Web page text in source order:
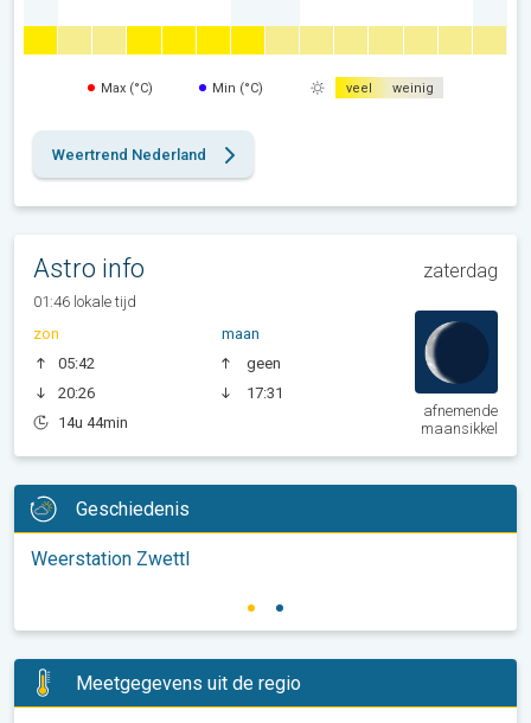
Max (°C) Min (°C) veel weinig
Weertrend Nederland
Astro info zaterdag
01:46 lokale tijd
zon
05:42
20:26
14u 44min
maan
geen
17:31
afnemende
maansikkel
Geschiedenis
Weerstation Zwettl
Meetgegevens uit de regio